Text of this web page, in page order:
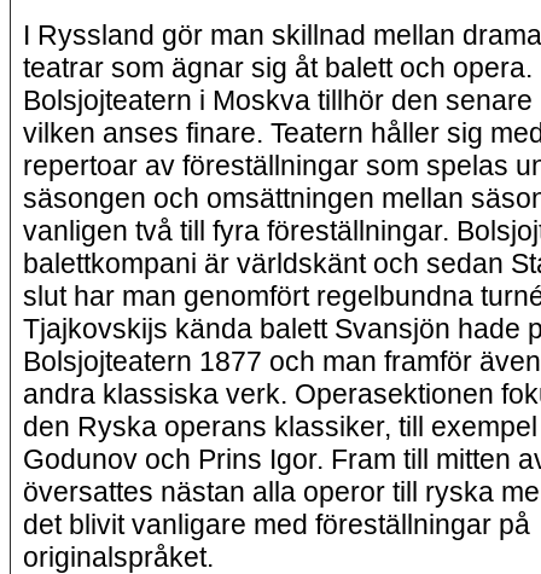
I Ryssland gör man skillnad mellan
teatrar som ägnar sig åt balett och opera.
Bolsjojteatern i Moskva tillhör den
vilken anses finare. Teatern håller sig
repertoar av föreställningar som spelas
säsongen och omsättningen mellan
vanligen två till fyra föreställningar.
balettkompani är världskänt och sedan
slut har man genomfört regelbundna
Tjajkovskijs kända balett Svansjön hade
Bolsjojteatern 1877 och man framför
andra klassiska verk. Operasektionen
den Ryska operans klassiker, till
Godunov och Prins Igor. Fram till mitten
översattes nästan alla operor till ryska
det blivit vanligare med föreställningar på
originalspråket.